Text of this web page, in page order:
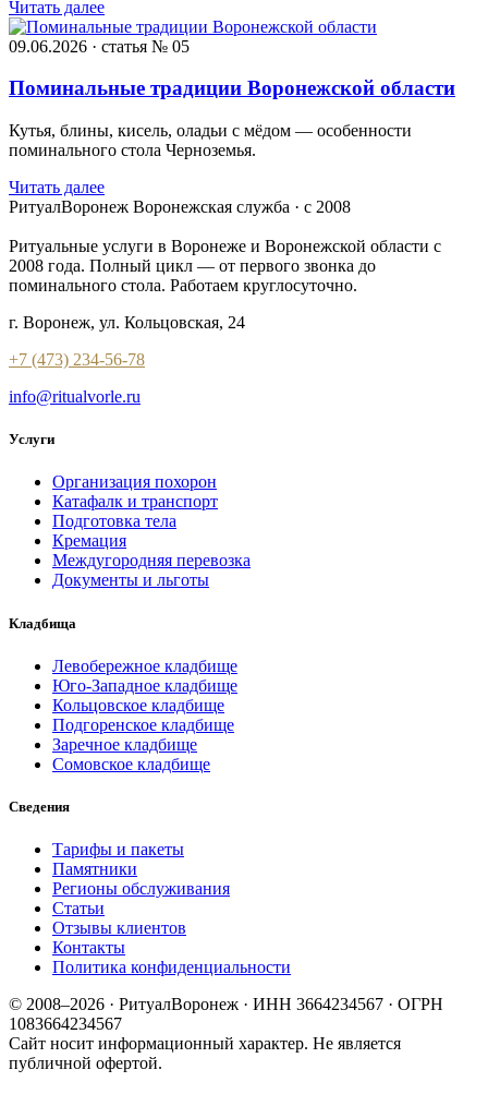
Читать далее
09.06.2026 · статья № 05
Поминальные традиции Воронежской области
Кутья, блины, кисель, оладьи с мёдом — особенности
поминального стола Черноземья.
Читать далее
РитуалВоронеж Воронежская служба · с 2008
Ритуальные услуги в Воронеже и Воронежской области с
2008 года. Полный цикл — от первого звонка до
поминального стола. Работаем круглосуточно.
г. Воронеж, ул. Кольцовская, 24
+7 (473) 234-56-78
info@ritualvorle.ru
Услуги
Организация похорон
Катафалк и транспорт
Подготовка тела
Кремация
Междугородняя перевозка
Документы и льготы
Кладбища
Левобережное кладбище
Юго-Западное кладбище
Кольцовское кладбище
Подгоренское кладбище
Заречное кладбище
Сомовское кладбище
Сведения
Тарифы и пакеты
Памятники
Регионы обслуживания
Статьи
Отзывы клиентов
Контакты
Политика конфиденциальности
© 2008–2026 · РитуалВоронеж · ИНН 3664234567 · ОГРН
1083664234567
Сайт носит информационный характер. Не является
публичной офертой.